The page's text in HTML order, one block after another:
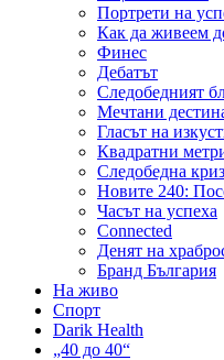
Портрети на
Как да живеем
Финес
Дебатът
Следобедният
Мечтани
Гласът на
Квадратни
Следобедна
Новите 240:
Часът на успеха
Connected
Денят на
Бранд България
На живо
Спорт
Darik Health
„40 до 40“